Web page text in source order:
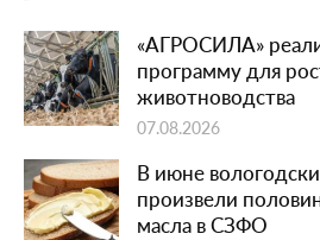
«АГРОСИЛА»
программу для
животноводства
07.08.2026
В июне
произвели
масла в СЗФО